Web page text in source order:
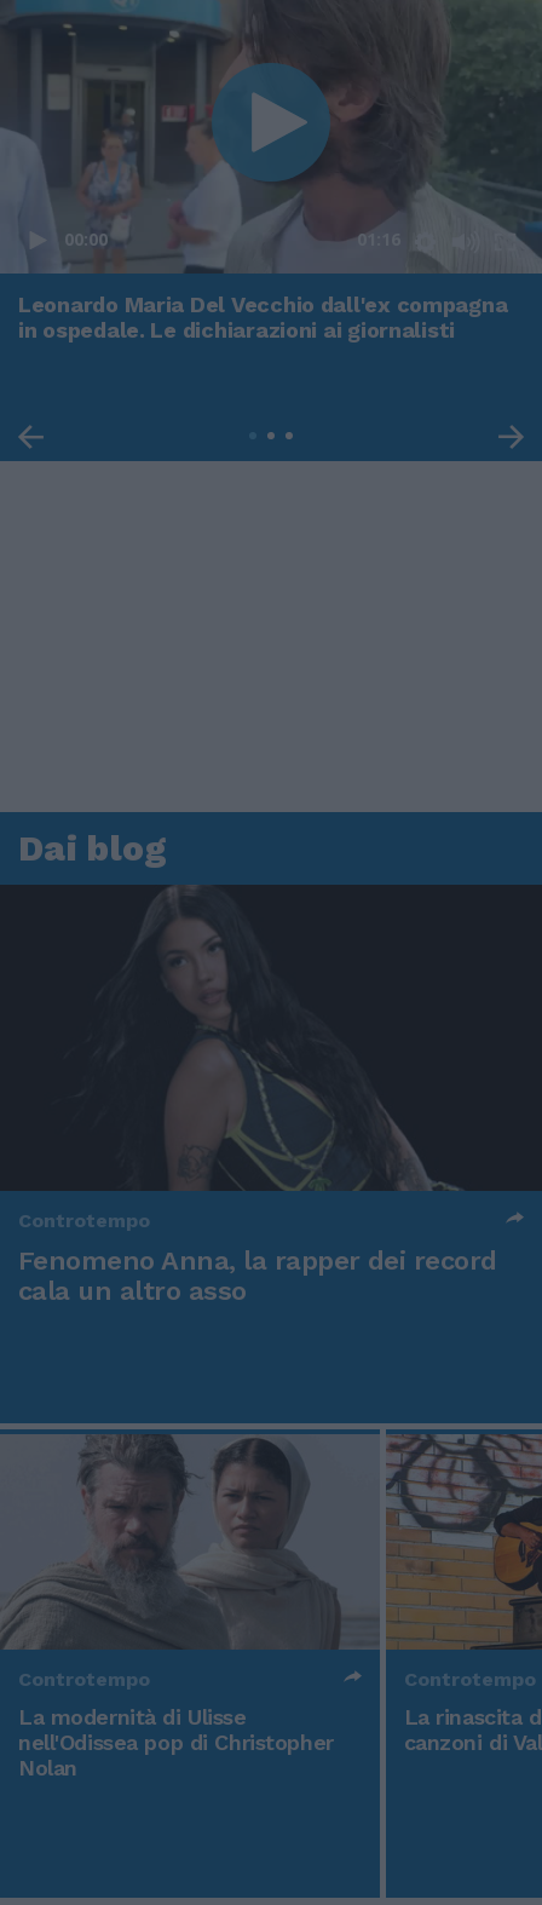
00:00 01:16
Leonardo Maria Del Vecchio dall'ex compagna
in ospedale. Le dichiarazioni ai giornalisti
Dai blog
Controtempo
Fenomeno Anna, la rapper dei record
cala un altro asso
Controtempo
La modernità di Ulisse
nell'Odissea pop di Christopher
Nolan
Controtempo
La rinascita
canzoni di